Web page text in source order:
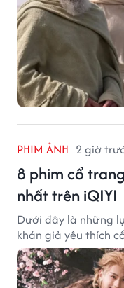
PHIM ẢNH 2 giờ
8 phim cổ
nhất trên iQIYI
Dưới đây là những
khán giả yêu thích